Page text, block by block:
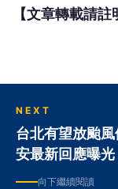
【文章轉載請註
NEXT
台北有望放颱
安最新回應曝光
向下繼續閱讀